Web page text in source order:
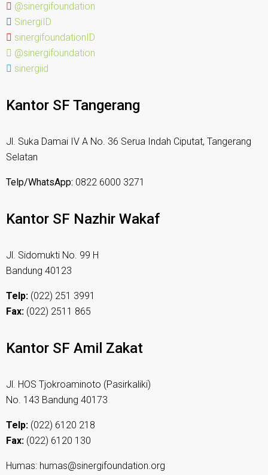
@sinergifoundation
SinergiID
sinergifoundationID
@sinergifoundation
sinergiid
Kantor SF Tangerang
Jl. Suka Damai IV A No. 36 Serua Indah Ciputat, Tangerang
Selatan
Telp/WhatsApp: 0822 6000 3271
Kantor SF Nazhir Wakaf
Jl. Sidomukti No. 99 H
Bandung 40123
Telp: (022) 251 3991
Fax: (022) 2511 865
Kantor SF Amil Zakat
Jl. HOS Tjokroaminoto (Pasirkaliki)
No. 143 Bandung 40173
Telp: (022) 6120 218
Fax: (022) 6120 130
Humas: humas@sinergifoundation.org